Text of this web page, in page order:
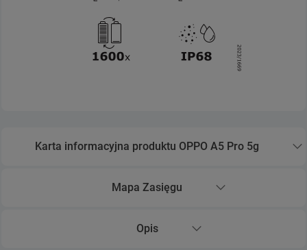
Karta informacyjna produktu OPPO A5 Pro 5g
Rozwiń sekcję Karta informacyjna produktu OPPO A5
Mapa Zasięgu
Rozwiń sekcję Mapa Zasięgu
Opis
Rozwiń sekcję Opis